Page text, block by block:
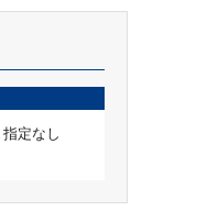
指定なし